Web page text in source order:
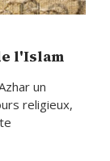
l'Islam
un
religieux,